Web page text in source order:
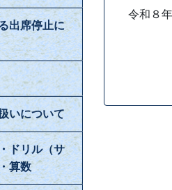
出席停止に
いについて
ドリル（サ
算数
令和８